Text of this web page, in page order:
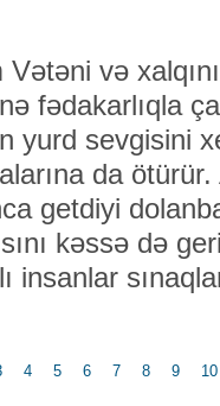
Vətəni və
fədakarlıqla
yurd sevgisini
da
getdiyi
kəssə də
insanlar
4 5 6 7 8 9 10